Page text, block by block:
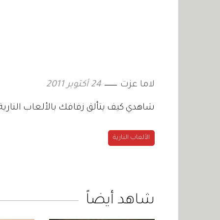
لاما عزت 24 أكتوبر 2011
شاهدي كيف يتألق زفافك بالألعاب
الألعاب النارية
شاهد أيضاً